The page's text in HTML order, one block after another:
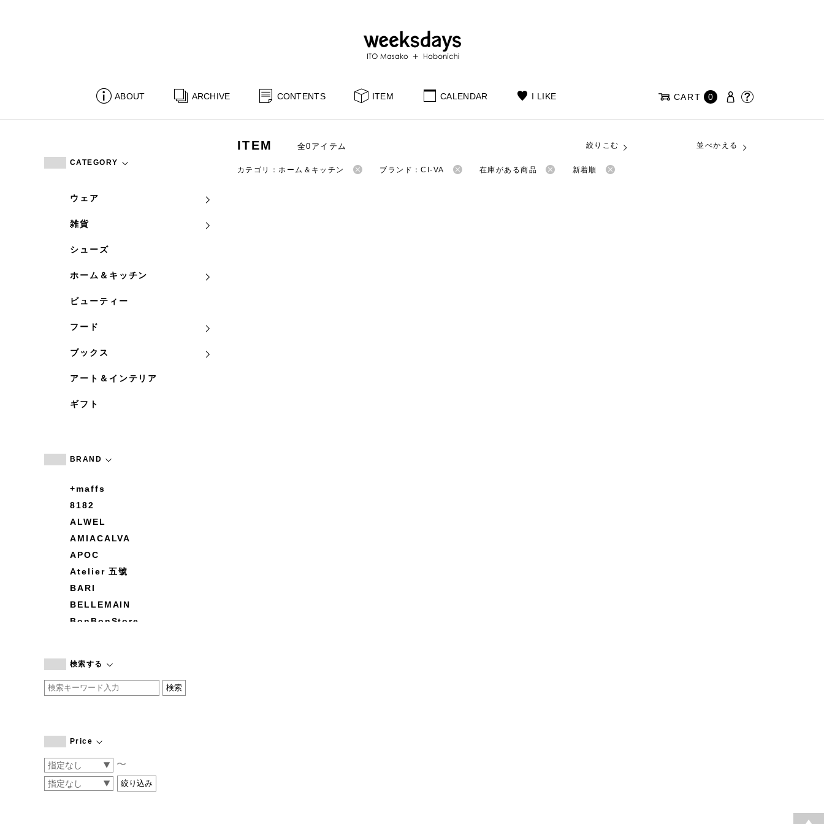
ABOUT ARCHIVE CONTENTS ITEM CALENDAR I LIKE CART 0
CATEGORY
ウェア
雑貨
シューズ
ホーム＆キッチン
ビューティー
フード
ブックス
アート＆インテリア
ギフト
BRAND
+maffs
8182
ALWEL
AMIACALVA
APOC
Atelier 五號
BARI
BELLEMAIN
BonBonStore
by basics
CATWORTH
COGTHEBIGSMOKE
CONVERSE
DEAN & DELUCA
検索する
Price
〜
ITEM 全0アイテム 絞りこむ 並べかえる
カテゴリ：ホーム＆キッチン ブランド：CI-VA 在庫がある商品 新着順